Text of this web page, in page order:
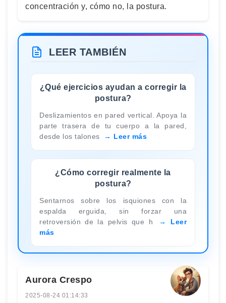
concentración y, cómo no, la postura.
LEER TAMBIÉN
¿Qué ejercicios ayudan a corregir la
postura?
Deslizamientos en pared vertical. Apoya la
parte trasera de tu cuerpo a la pared,
desde los talones
Leer más
¿Cómo corregir realmente la
postura?
Sentarnos sobre los isquiones con la
espalda erguida, sin forzar una
retroversión de la pelvis que h
Leer
más
Aurora Crespo
2025-08-24 01:14:33